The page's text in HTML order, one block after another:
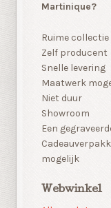
Martinique?
Ruime collectie
Zelf producent
Snelle levering
Maatwerk
Niet duur
Showroom
Een
mogelijk
Webwinkel